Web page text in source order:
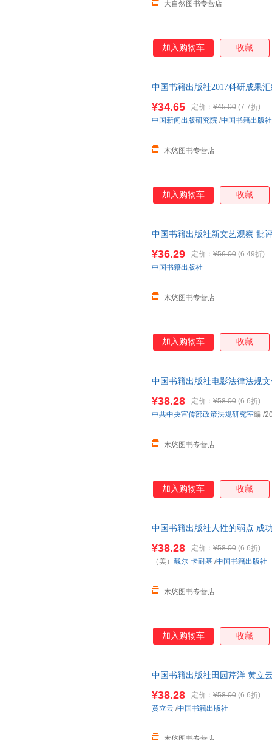
大自然图书专营店
加入购物车 收藏
中国书籍出版社2017科研成果
¥34.65 定价： ¥45.00 (7.7折)
木悠图书专营店
中国新闻出版研究院 /中国书籍出版社
加入购物车 收藏
中国书籍出版社新文艺观察 批
¥36.29 定价： ¥56.00 (6.49折)
木悠图书专营店
中国书籍出版社
加入购物车 收藏
中国书籍出版社电影法律法规
¥38.28 定价： ¥58.00 (6.6折)
木悠图书专营店
中共中央宣传部政策法规研究室编 /
加入购物车 收藏
中国书籍出版社人性的弱点 成
¥38.28 定价： ¥58.00 (6.6折)
木悠图书专营店
（美） 戴尔·卡耐基 /中国书籍出版社
加入购物车 收藏
中国书籍出版社田园芹洋 黄立
¥38.28 定价： ¥58.00 (6.6折)
黄立云 /中国书籍出版社